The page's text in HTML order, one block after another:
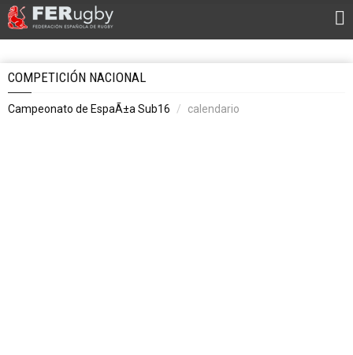
COMPETICIÓN NACIONAL
Campeonato de EspaÃ±a Sub16 calendario